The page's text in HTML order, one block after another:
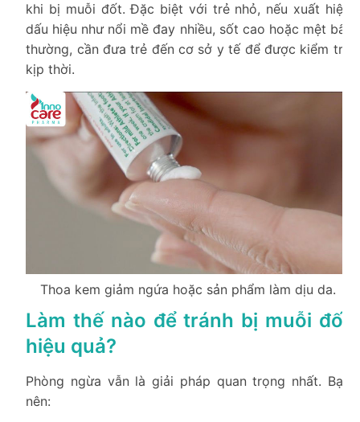
khi bị muỗi đốt. Đặc biệt với trẻ nhỏ, nếu xuất hiện
dấu hiệu như nổi mề đay nhiều, sốt cao hoặc mệt bất
thường, cần đưa trẻ đến cơ sở y tế để được kiểm tra
kịp thời.
Thoa kem giảm ngứa hoặc sản phẩm làm dịu da.
Làm thế nào để tránh bị muỗi đốt
hiệu quả?
Phòng ngừa vẫn là giải pháp quan trọng nhất. Bạn
nên: